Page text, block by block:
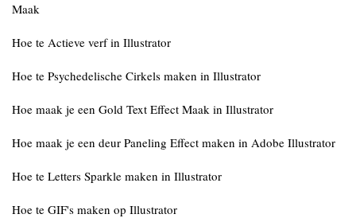
Maak
Hoe te Actieve verf in Illustrator
Hoe te Psychedelische Cirkels maken in Illustrator
Hoe maak je een Gold Text Effect Maak in Illustrator
Hoe maak je een deur Paneling Effect maken in Adobe Illustrator
Hoe te Letters Sparkle maken in Illustrator
Hoe te GIF's maken op Illustrator